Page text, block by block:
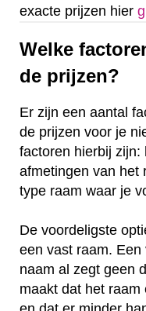
exacte prijzen hier
Welke
de prijzen?
Er zijn een aantal
de prijzen voor je
factoren hierbij zijn:
afmetingen van het
type raam waar je
De voordeligste
een vast raam.
naam al zegt geen
maakt dat het